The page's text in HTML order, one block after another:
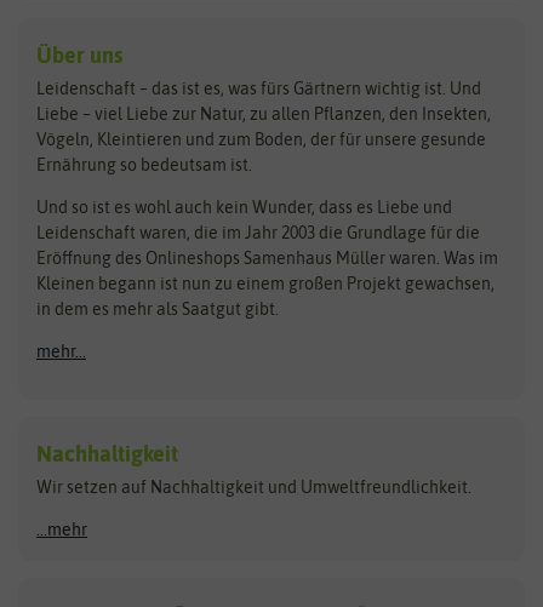
Kräutersamen
Obstsamen
Pilzbrut
Rasensamen
Steckzwiebeln
Zimmer & Kübelpflanzen
Kataloge
Schnäppchen
Anzucht & Gartenzubehör
Anzuchtschalen
Heizmatte & Heizkabel
Kokos-Quelltabletten
Zimmergewächshaus
Benary
Bingenheimer Saatgut
BioBalu
Bionana
BIOWOL
Blumicorn
Bûten Birds
Carl Pabst
Dürr-Samen
elho
Feldsaaten Freudenberger
Fertil
Flora Elite
Florissa
Flortis
Hortitops
Über uns
Leidenschaft – das ist es, was fürs Gärtnern wichtig ist. Und
Liebe – viel Liebe zur Natur, zu allen Pflanzen, den Insekten,
Vögeln, Kleintieren und zum Boden, der für unsere gesunde
Ernährung so bedeutsam ist.
Und so ist es wohl auch kein Wunder, dass es Liebe und
Leidenschaft waren, die im Jahr 2003 die Grundlage für die
Eröffnung des Onlineshops Samenhaus Müller waren. Was im
Kleinen begann ist nun zu einem großen Projekt gewachsen,
in dem es mehr als Saatgut gibt.
mehr...
Nachhaltigkeit
Wir setzen auf Nachhaltigkeit und Umweltfreundlichkeit.
...mehr